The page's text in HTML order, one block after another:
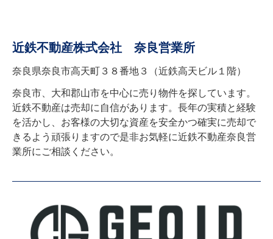
近鉄不動産株式会社 奈良営業所
奈良県奈良市高天町３８番地３（近鉄高天ビル１階）
奈良市、大和郡山市を中心に売り物件を探しています。
近鉄不動産は売却に自信があります。長年の実積と経験
を活かし、お客様の大切な資産を安全かつ確実に売却で
きるよう頑張りますので是非お気軽に近鉄不動産奈良営
業所にご相談ください。